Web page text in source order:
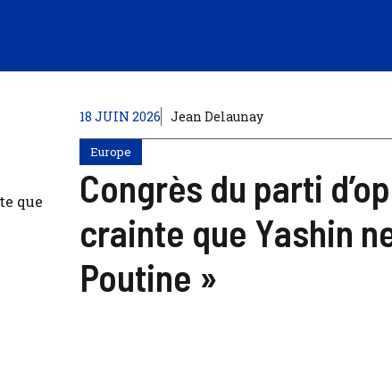
18 JUIN 2026 Jean Delaunay
Europe
Congrès du parti
crainte que Yashin
Poutine »